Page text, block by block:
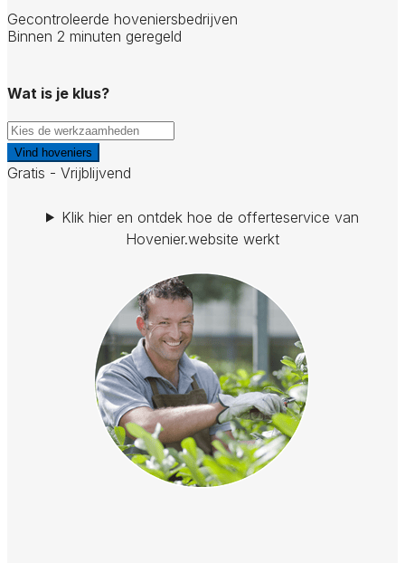
Gecontroleerde hoveniersbedrijven
Binnen 2 minuten geregeld
Wat is je klus?
Vind hoveniers
Gratis - Vrijblijvend
Klik hier en ontdek hoe de offerteservice van
Hovenier.website werkt